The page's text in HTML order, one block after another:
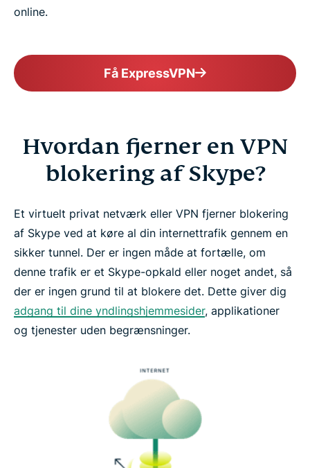
online.
Få ExpressVPN
Hvordan fjerner en VPN
blokering af Skype?
Et virtuelt privat netværk eller VPN fjerner blokering
af Skype ved at køre al din internettrafik gennem en
sikker tunnel. Der er ingen måde at fortælle, om
denne trafik er et Skype-opkald eller noget andet, så
der er ingen grund til at blokere det. Dette giver dig
adgang til dine yndlingshjemmesider, applikationer
og tjenester uden begrænsninger.